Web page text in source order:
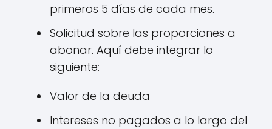
primeros 5 días de cada mes.
Solicitud sobre las proporciones a
abonar. Aquí debe integrar lo
siguiente:
Valor de la deuda
Intereses no pagados a lo largo del